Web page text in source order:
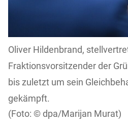
Oliver Hildenbrand,
Fraktionsvorsitzender der
bis zuletzt um sein
gekämpft.
dpa/Marijan Murat)